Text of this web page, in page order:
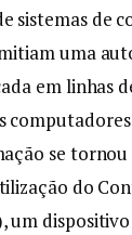
sistemas de
uma
em linhas
se
do
um